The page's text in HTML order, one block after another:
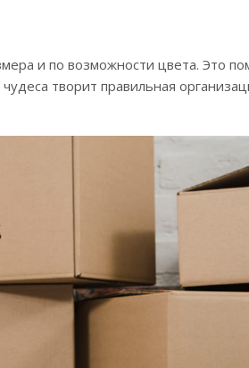
и по возможности цвета. Это
творит правильная